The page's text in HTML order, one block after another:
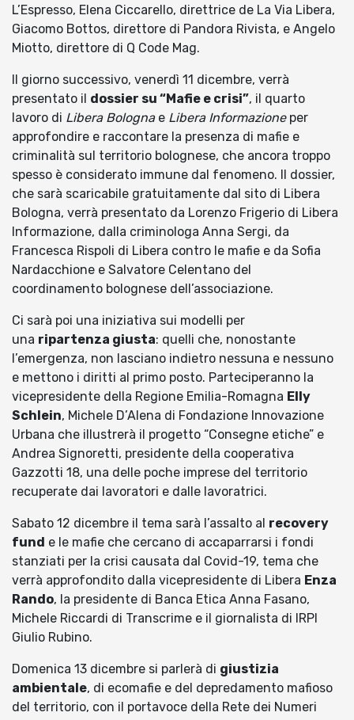
L’Espresso, Elena Ciccarello, direttrice de La Via Libera,
Giacomo Bottos, direttore di Pandora Rivista, e Angelo
Miotto, direttore di Q Code Mag.
Il giorno successivo, venerdì 11 dicembre, verrà
presentato il dossier su “Mafie e crisi”, il quarto
lavoro di Libera Bolognae Libera Informazioneper
approfondire e raccontare la presenza di mafie e
criminalità sul territorio bolognese, che ancora troppo
spesso è considerato immune dal fenomeno. Il dossier,
che sarà scaricabile gratuitamente dal sito di Libera
Bologna, verrà presentato da Lorenzo Frigerio di Libera
Informazione, dalla criminologa Anna Sergi, da
Francesca Rispoli di Libera contro le mafie e da Sofia
Nardacchione e Salvatore Celentano del
coordinamento bolognese dell’associazione.
Ci sarà poi una iniziativa sui modelli per
una ripartenza giusta: quelli che, nonostante
l’emergenza, non lasciano indietro nessuna e nessuno
e mettono i diritti al primo posto. Parteciperanno la
vicepresidente della Regione Emilia-Romagna Elly
Schlein, Michele D’Alena di Fondazione Innovazione
Urbana che illustrerà il progetto “Consegne etiche” e
Andrea Signoretti, presidente della cooperativa
Gazzotti 18, una delle poche imprese del territorio
recuperate dai lavoratori e dalle lavoratrici.
Sabato 12 dicembre il tema sarà l’assalto al recovery
fund e le mafie che cercano di accaparrarsi i fondi
stanziati per la crisi causata dal Covid-19, tema che
verrà approfondito dalla vicepresidente di Libera Enza
Rando, la presidente di Banca Etica Anna Fasano,
Michele Riccardi di Transcrime e il giornalista di IRPI
Giulio Rubino.
Domenica 13 dicembre si parlerà di giustizia
ambientale, di ecomafie e del depredamento mafioso
del territorio, con il portavoce della Rete dei Numeri